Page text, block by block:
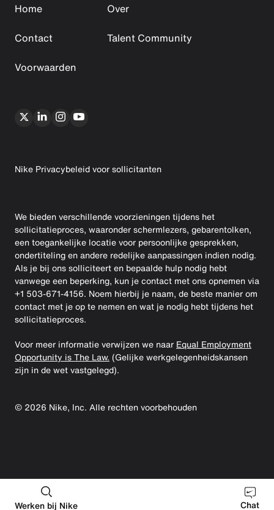
Home
Over
Contact
Talent Community
Voorwaarden
Nike Privacybeleid voor sollicitanten
We bieden verschillende voorzieningen tijdens het
sollicitatieproces, waaronder schermlezers, gebarentolken,
een toegankelijke locatie voor persoonlijke gesprekken,
ondertiteling en andere redelijke aanpassingen indien nodig.
Als je bij ons solliciteert en bepaalde hulp nodig hebt
vanwege een beperking, kun je contact met ons opnemen via
+1 503-671-4156. Noem hierbij je naam, de beste manier om
contact met je op te nemen en wat je nodig hebt tijdens het
sollicitatieproces.
Voor meer informatie verwijzen we naar Equal Employment
Opportunity is The Law. (Gelijke werkgelegenheidskansen
zijn in de wet vastgelegd).
© 2026 Nike, Inc. Alle rechten voorbehouden
Werken bij Nike Chat